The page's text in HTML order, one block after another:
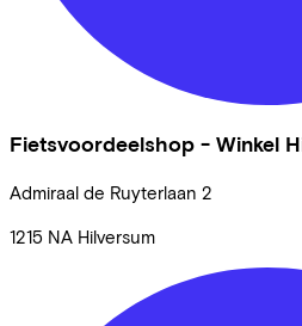
Fietsvoordeelshop - Winkel
Admiraal de Ruyterlaan 2
1215 NA Hilversum